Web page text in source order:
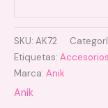
SKU: AK72
Etiquetas: Accesorios
Marca: Anik
Anik